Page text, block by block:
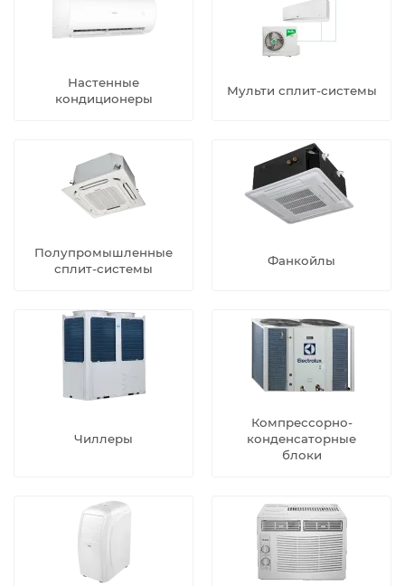
Настенные
кондиционеры
Мульти сплит-системы
Полупромышленные
сплит-системы
Фанкойлы
Чиллеры
Компрессорно-
конденсаторные
блоки